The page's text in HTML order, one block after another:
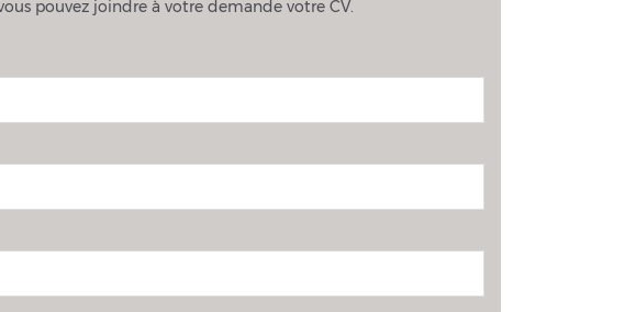
pouvez joindre à votre demande votre CV.